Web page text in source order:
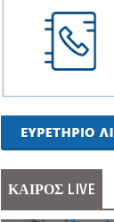
ΚΑΙΡΟΣ LIVE